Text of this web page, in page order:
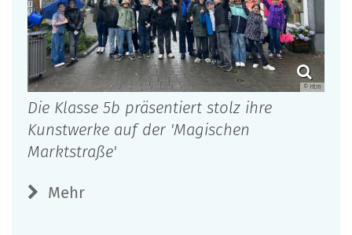
© Htm
Die Klasse 5b präsentiert stolz ihre
Kunstwerke auf der 'Magischen
Marktstraße'
Mehr